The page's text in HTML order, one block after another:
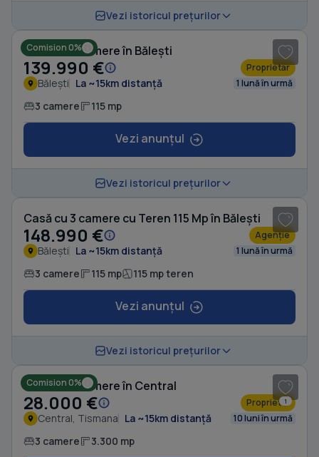
Vezi istoricul prețurilor
Comision 0%
Casă cu 3 camere în Bălești
139.990 € Proprietar
Bălești La ~15km distanță 1 lună în urmă
3 camere 115 mp
Vezi anunțul
Vezi istoricul prețurilor
Casă cu 3 camere cu Teren 115 Mp în Bălești
148.990 € Agenție
Bălești La ~15km distanță 1 lună în urmă
3 camere 115 mp 115 mp teren
Vezi anunțul
Vezi istoricul prețurilor
1
Comision 0%
Casă cu 3 camere în Central
28.000 € Proprietar
Central, Tismana La ~15km distanță 10 luni în urmă
3 camere 3.300 mp